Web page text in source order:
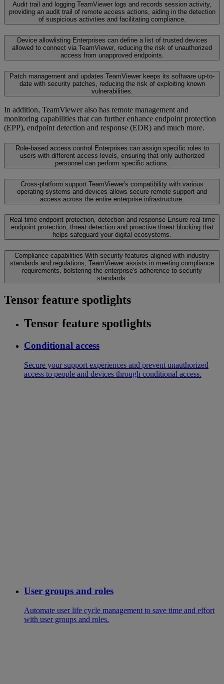
Audit trail and logging TeamViewer logs and records session activity,
providing an audit trail of remote access actions, aiding in the detection
of suspicious activities and facilitating compliance.
Device allowlisting Enterprises can define a list of trusted devices
allowed to connect via TeamViewer, reducing the risk of unauthorized
access from unapproved endpoints.
Patch management and updates TeamViewer keeps its software up-to-
date with security patches, reducing the risk of exploiting known
vulnerabilities.
In addition, TeamViewer also has remote management and
monitoring capabilities that can further enhance endpoint protection
(EPP), endpoint detection and response (EDR) and much more.
Role-based access control Enterprises can assign specific roles to
users with different access levels, ensuring that only authorized
personnel can perform specific actions.
Cross-platform support TeamViewer's compatibility with various
operating systems and devices allows secure remote support and
access across the entire enterprise infrastructure.
Real-time endpoint protection, detection and response Ensure real-time
endpoint protection, threat detection and proactive threat blocking that
helps safeguard your digital ecosystems.
Compliance capabilities With security features aligned with industry
standards and regulations, TeamViewer assists in meeting compliance
requirements, bolstering the enterprise's adherence to security
standards.
Tensor feature spotlights
Tensor feature spotlights
Conditional access
Secure your support experiences and prevent unauthorized
access to people and devices through conditional access.
User groups and roles
Automate user life cycle management to save time and effort
with user groups and roles.